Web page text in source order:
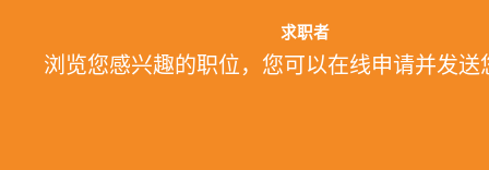
求职者
浏览您感兴趣的职位，您可以在线申请并发送